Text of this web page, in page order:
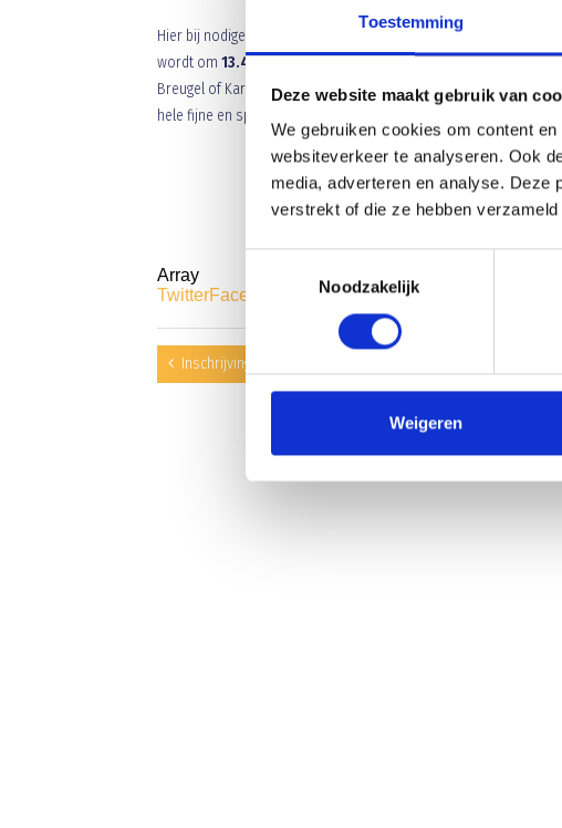
Toestemming
Deze website maakt gebruik van
We gebruiken cookies om content
websiteverkeer te analyseren. Ook
media, adverteren en analyse. Deze
verstrekt of die ze hebben
Noodzakelijk
Weigeren
Hier bij nodigen wij jou uit op om pupil van de
wordt om 13.45 uurop ons sport park verwacht waar jij je dan
Breugel of Karin van Dijk. Natuurlijk zijn ook broertjes en zusjes
hele fijne en sportieve middag toe.
Array
TwitterFacebook WhatsApp
Inschrijving Pupillenkamp 2018